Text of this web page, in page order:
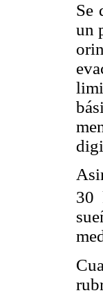
Se
un
30